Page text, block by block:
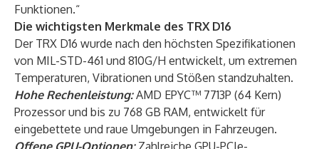
Funktionen.“
Die wichtigsten Merkmale des TRX D16
Der TRX D16 wurde nach den höchsten Spezifikationen
von MIL-STD-461 und 810G/H entwickelt, um extremen
Temperaturen, Vibrationen und Stößen standzuhalten.
Hohe Rechenleistung: AMD EPYC™ 7713P (64 Kern)
Prozessor und bis zu 768 GB RAM, entwickelt für
eingebettete und raue Umgebungen in Fahrzeugen.
Offene GPU-Optionen: Zahlreiche GPU-PCIe-